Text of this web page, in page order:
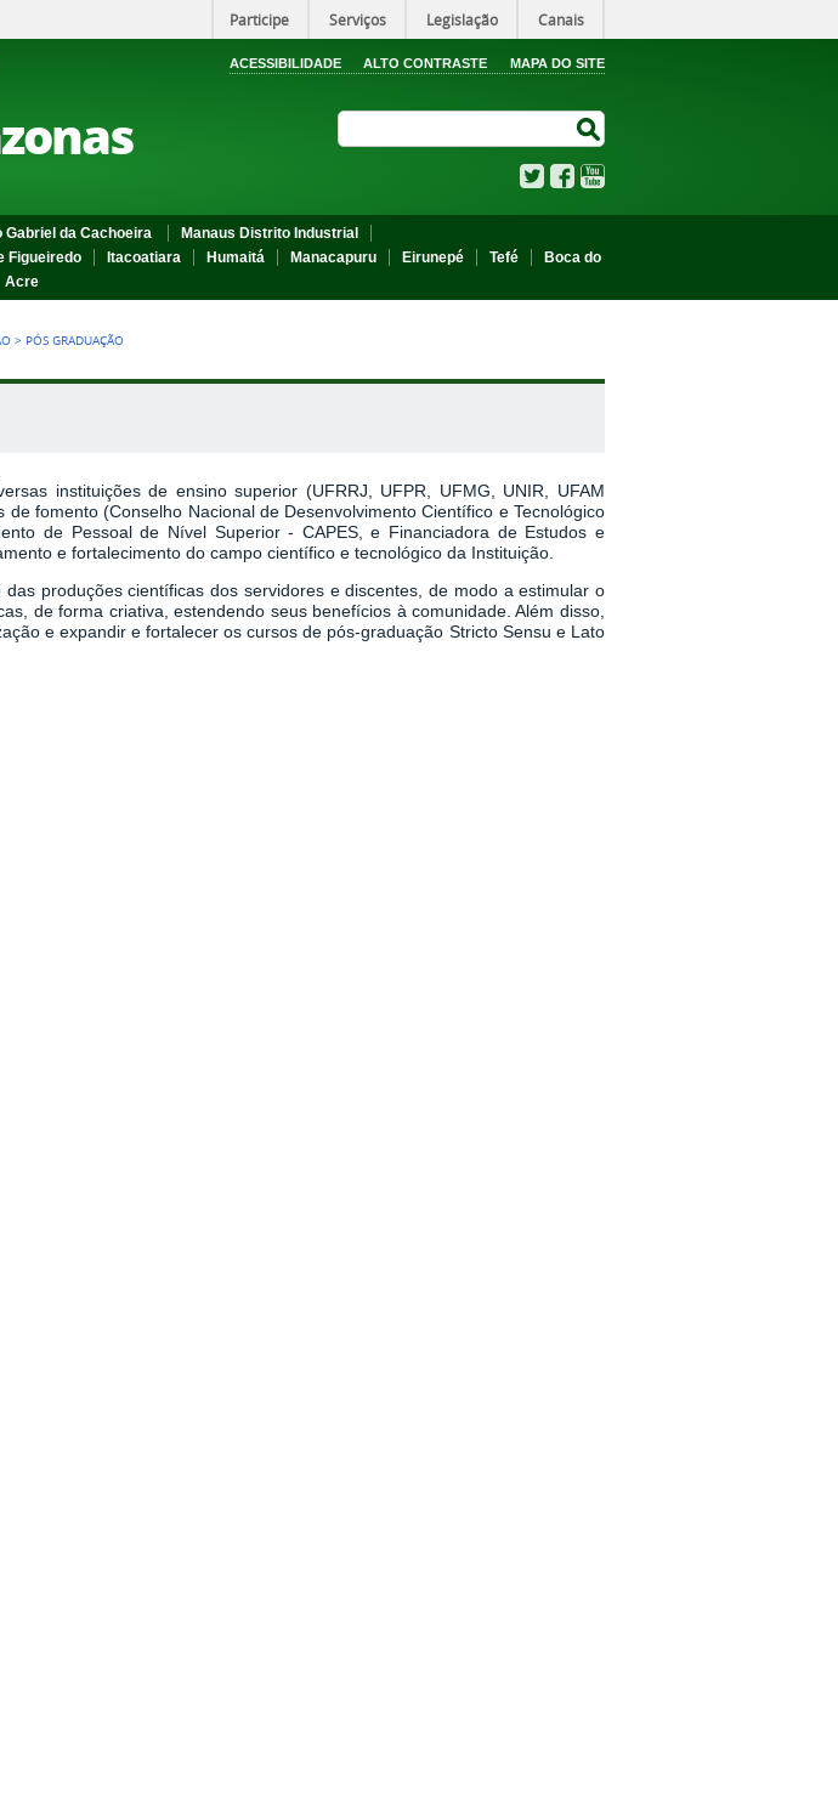
Participe Serviços Legislação Canais
ACESSIBILIDADE ALTO CONTRASTE MAPA DO SITE
TwitterFacebook
Gabriel da Cachoeira
Manaus Distrito Industrial
Figueiredo Itacoatiara Humaitá Manacapuru Eirunepé Tefé
Boca do
Acre
> PÓS GRADUAÇÃO
instituições de ensino superior (UFRRJ, UFPR, UFMG, UNIR, UFAM
fomento (Conselho Nacional de Desenvolvimento Científico e Tecnológico
de Pessoal de Nível Superior - CAPES, e Financiadora de Estudos e
e fortalecimento do campo científico e tecnológico da Instituição.
produções científicas dos servidores e discentes, de modo a estimular o
de forma criativa, estendendo seus benefícios à comunidade. Além disso,
e expandir e fortalecer os cursos de pós-graduação Stricto Sensu e Lato